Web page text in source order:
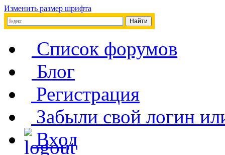
Изменить размер шрифта
Список форумов
Блог
Регистрация
Забыли свой логин
Вход